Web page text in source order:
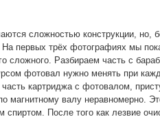
сложностью конструкции, но,
первых трёх фотографиях мы
Разбираем часть с
фотовал нужно менять при
картриджа с фотовалом,
валу неравномерно.
После того как лезвие